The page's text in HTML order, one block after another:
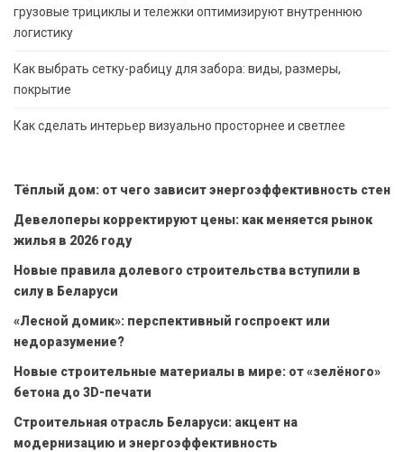
грузовые трициклы и тележки оптимизируют внутреннюю
логистику
Как выбрать сетку-рабицу для забора: виды, размеры,
покрытие
Как сделать интерьер визуально просторнее и светлее
Тёплый дом: от чего зависит энергоэффективность стен
Девелоперы корректируют цены: как меняется рынок
жилья в 2026 году
Новые правила долевого строительства вступили в
силу в Беларуси
«Лесной домик»: перспективный госпроект или
недоразумение?
Новые строительные материалы в мире: от «зелёного»
бетона до 3D-печати
Строительная отрасль Беларуси: акцент на
модернизацию и энергоэффективность